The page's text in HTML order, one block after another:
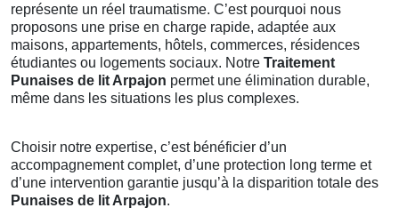
représente un réel traumatisme. C’est pourquoi nous
proposons une prise en charge rapide, adaptée aux
maisons, appartements, hôtels, commerces, résidences
étudiantes ou logements sociaux. Notre Traitement
Punaises de lit Arpajon permet une élimination durable,
même dans les situations les plus complexes.
Choisir notre expertise, c’est bénéficier d’un
accompagnement complet, d’une protection long terme et
d’une intervention garantie jusqu’à la disparition totale des
Punaises de lit Arpajon.